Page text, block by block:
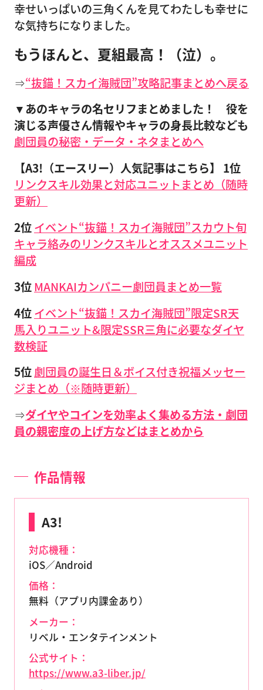
幸せいっぱいの三角くんを見てわたしも幸せに
な気持ちになりました。
もうほんと、夏組最高！（泣）。
⇒“抜錨！スカイ海賊団”攻略記事まとめへ戻る
▼あのキャラの名セリフまとめました！ 役を
演じる声優さん情報やキャラの身長比較なども
劇団員の秘密・データ・ネタまとめへ
【A3!（エースリー）人気記事はこちら】
1位
リンクスキル効果と対応ユニットまとめ（随時
更新）
2位イベント“抜錨！スカイ海賊団”スカウト旬
キャラ絡みのリンクスキルとオススメユニット
編成
3位MANKAIカンパニー劇団員まとめ一覧
4位イベント“抜錨！スカイ海賊団”限定SR天
馬入りユニット&限定SSR三角に必要なダイヤ
数検証
5位劇団員の誕生日＆ボイス付き祝福メッセー
ジまとめ（※随時更新）
⇒ダイヤやコインを効率よく集める方法・劇団
員の親密度の上げ方などはまとめから
作品情報
A3!
対応機種：
iOS／Android
価格：
無料（アプリ内課金あり）
メーカー：
リベル・エンタテインメント
公式サイト：
https://www.a3-liber.jp/